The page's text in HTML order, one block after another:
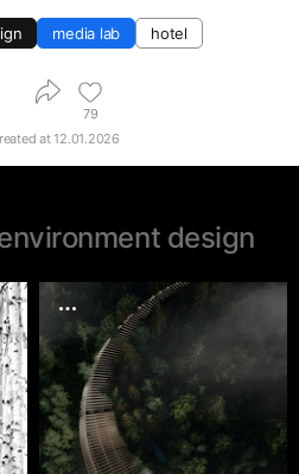
media lab hotel
79
at12.01.2026
design